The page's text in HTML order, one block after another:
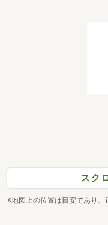
スク
※地図上の位置は目安であり、